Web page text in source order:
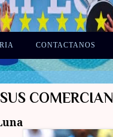
CONTACTANOS